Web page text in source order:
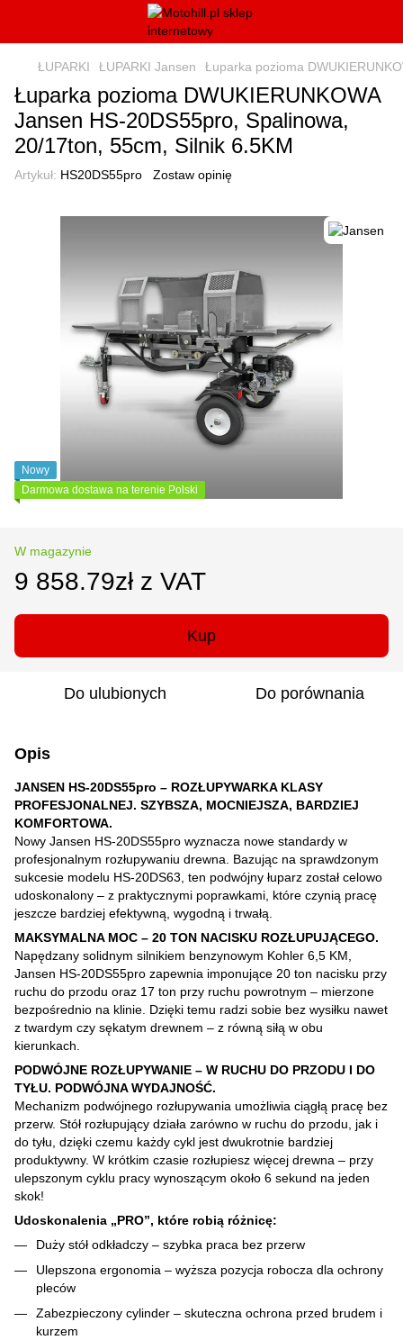
ŁUPARKI ŁUPARKI Jansen Łuparka pozioma
Łuparka pozioma DWUKIERUNKOWA
Jansen HS-20DS55pro, Spalinowa,
20/17ton, 55cm, Silnik 6.5KM
Artykuł: HS20DS55pro Zostaw opinię
Nowy
Darmowa dostawa na terenie Polski
W magazynie
9 858.79zł z VAT
Kup
Do ulubionych Do porównania
Opis
JANSEN HS-20DS55pro – ROZŁUPYWARKA KLASY
PROFESJONALNEJ. SZYBSZA, MOCNIEJSZA, BARDZIEJ
KOMFORTOWA.
Nowy Jansen HS-20DS55pro wyznacza nowe standardy w
profesjonalnym rozłupywaniu drewna. Bazując na sprawdzonym
sukcesie modelu HS-20DS63, ten podwójny łuparz został celowo
udoskonalony – z praktycznymi poprawkami, które czynią pracę
jeszcze bardziej efektywną, wygodną i trwałą.
MAKSYMALNA MOC – 20 TON NACISKU ROZŁUPUJĄCEGO.
Napędzany solidnym silnikiem benzynowym Kohler 6,5 KM,
Jansen HS-20DS55pro zapewnia imponujące 20 ton nacisku przy
ruchu do przodu oraz 17 ton przy ruchu powrotnym – mierzone
bezpośrednio na klinie. Dzięki temu radzi sobie bez wysiłku nawet
z twardym czy sękatym drewnem – z równą siłą w obu
kierunkach.
PODWÓJNE ROZŁUPYWANIE – W RUCHU DO PRZODU I DO
TYŁU. PODWÓJNA WYDAJNOŚĆ.
Mechanizm podwójnego rozłupywania umożliwia ciągłą pracę bez
przerw. Stół rozłupujący działa zarówno w ruchu do przodu, jak i
do tyłu, dzięki czemu każdy cykl jest dwukrotnie bardziej
produktywny. W krótkim czasie rozłupiesz więcej drewna – przy
ulepszonym cyklu pracy wynoszącym około 6 sekund na jeden
skok!
Udoskonalenia „PRO”, które robią różnicę:
Duży stół odkładczy – szybka praca bez przerw
Ulepszona ergonomia – wyższa pozycja robocza dla ochrony
pleców
Zabezpieczony cylinder – skuteczna ochrona przed brudem i
kurzem